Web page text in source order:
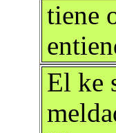
tiene
El ke